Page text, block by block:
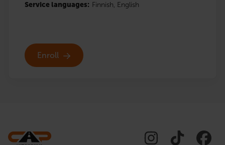
Service languages: Finnish, English
Enroll